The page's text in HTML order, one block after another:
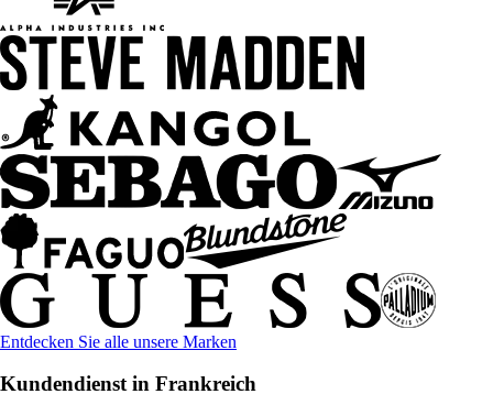
Entdecken Sie alle unsere Marken
Kundendienst in Frankreich